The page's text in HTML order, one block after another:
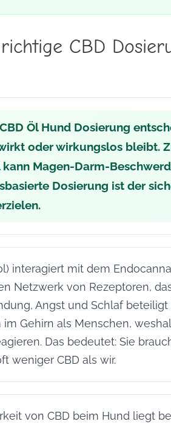
CBD
Öl Hund Dosierung
oder wirkungslos bleibt.
kann Magen-Darm-
Dosierung ist der
interagiert mit dem
Netzwerk von Rezeptoren,
Angst und Schlaf
im Gehirn als Menschen,
Das bedeutet: Sie
weniger CBD als wir.
von CBD beim Hund liegt